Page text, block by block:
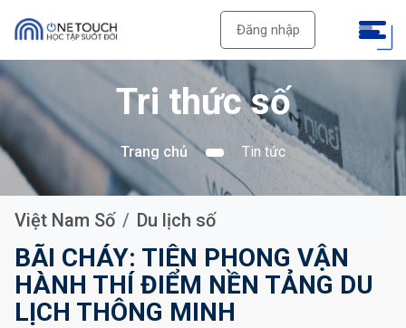
Đăng nhập
Tri thức số
Trang chủ Tin tức
Việt Nam Số Du lịch số
BÃI CHÁY: TIÊN PHONG VẬN
HÀNH THÍ ĐIỂM NỀN TẢNG DU
LỊCH THÔNG MINH